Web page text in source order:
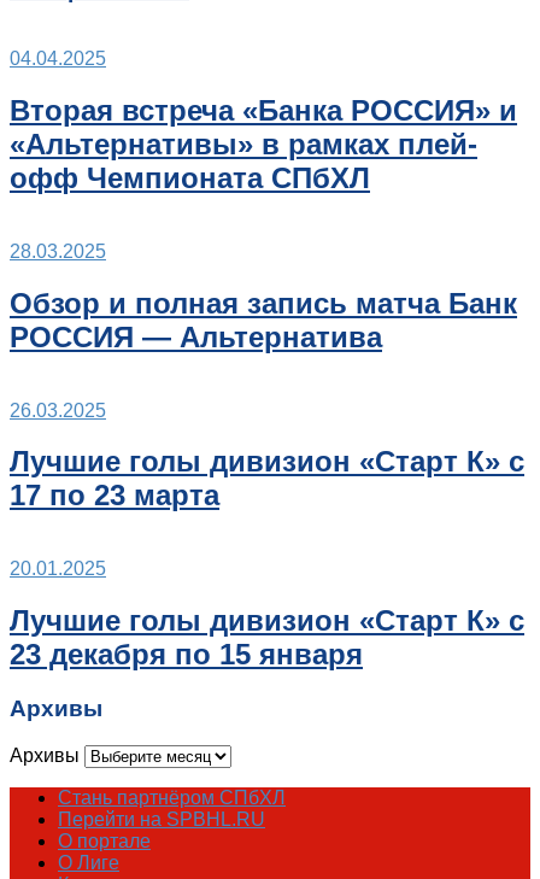
04.04.2025
Вторая встреча «Банка РОССИЯ» и
«Альтернативы» в рамках плей-
офф Чемпионата СПбХЛ
28.03.2025
Обзор и полная запись матча Банк
РОССИЯ — Альтернатива
26.03.2025
Лучшие голы дивизион «Старт К» с
17 по 23 марта
20.01.2025
Лучшие голы дивизион «Старт К» с
23 декабря по 15 января
Архивы
Архивы
Стань партнёром СПбХЛ
Перейти на SPBHL.RU
О портале
О Лиге